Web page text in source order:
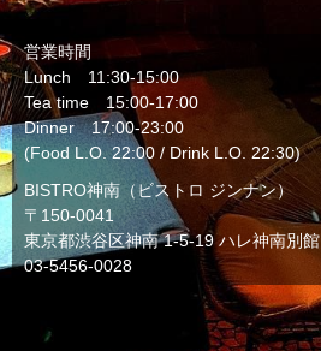
営業時間
Lunch 11:30-15:00
Tea time 15:00-17:00
Dinner 17:00-23:00
(Food L.O. 22:00 / Drink L.O. 22:30)
BISTRO神南（ビストロ ジンナン）
〒150-0041
東京都渋谷区神南 1-5-19 ハレ神南別館
03-5456-0028